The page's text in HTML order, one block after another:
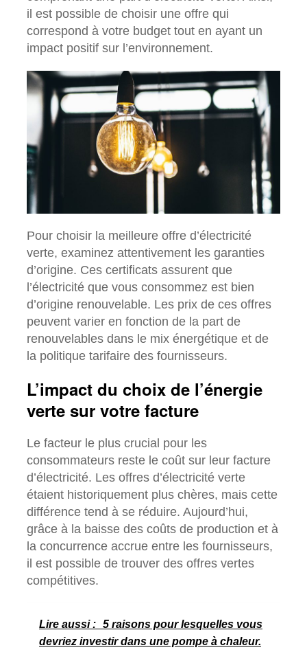
il est possible de choisir une offre qui
correspond à votre budget tout en ayant un
impact positif sur l’environnement.
Pour choisir la meilleure offre d’électricité
verte, examinez attentivement les garanties
d’origine. Ces certificats assurent que
l’électricité que vous consommez est bien
d’origine renouvelable. Les prix de ces offres
peuvent varier en fonction de la part de
renouvelables dans le mix énergétique et de
la politique tarifaire des fournisseurs.
L’impact du choix de l’énergie
verte sur votre facture
Le facteur le plus crucial pour les
consommateurs reste le coût sur leur facture
d’électricité. Les offres d’électricité verte
étaient historiquement plus chères, mais cette
différence tend à se réduire. Aujourd’hui,
grâce à la baisse des coûts de production et à
la concurrence accrue entre les fournisseurs,
il est possible de trouver des offres vertes
compétitives.
Lire aussi : 5 raisons pour lesquelles vous
devriez investir dans une pompe à chaleur.